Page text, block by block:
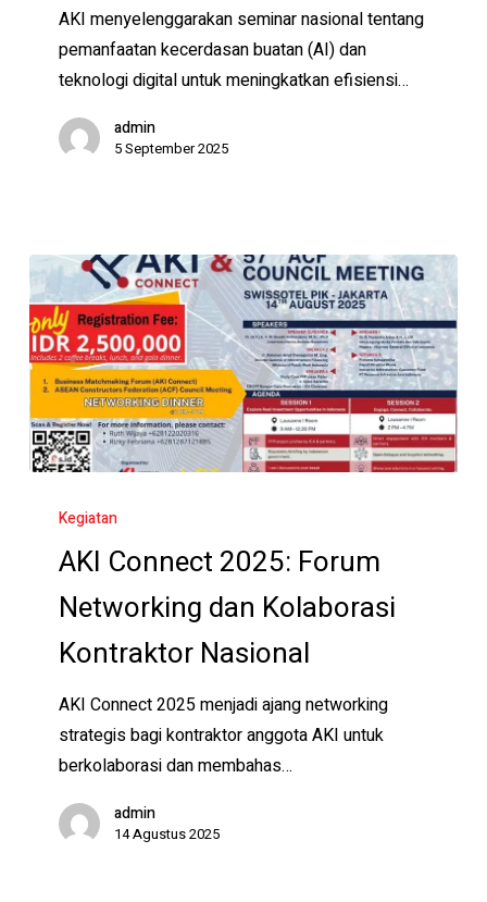
dalam
Industri
Konstruksi
AKI menyelenggarakan seminar nasional tentang
pemanfaatan kecerdasan buatan (AI) dan
teknologi digital untuk meningkatkan efisiensi…
admin
5 September 2025
Connect
2025:
Forum
Networking
Kolaborasi
Kontraktor
Nasional
Kegiatan
AKI Connect 2025: Forum
Networking dan Kolaborasi
Kontraktor Nasional
AKI Connect 2025 menjadi ajang networking
strategis bagi kontraktor anggota AKI untuk
berkolaborasi dan membahas…
admin
14 Agustus 2025